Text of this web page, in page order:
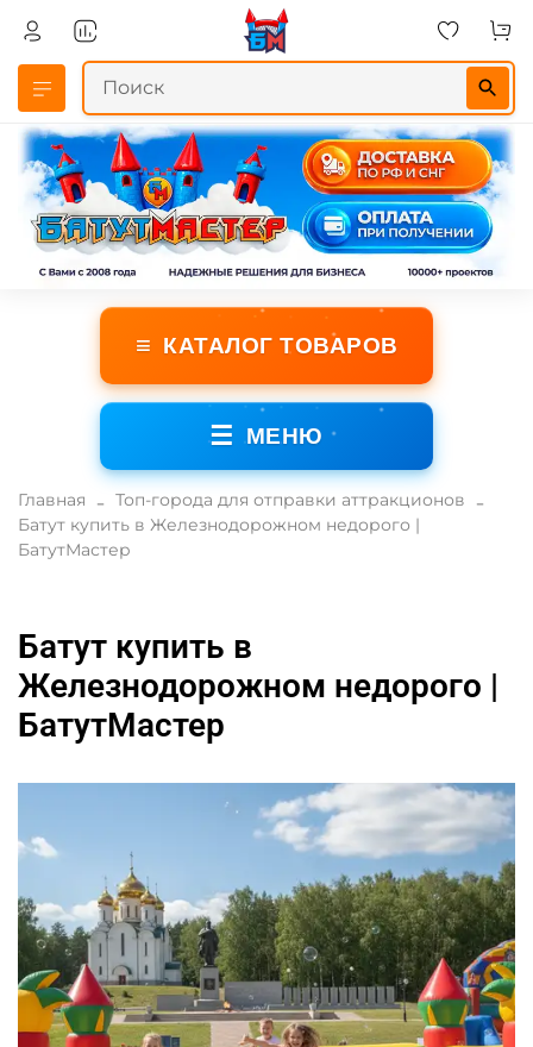
≡ КАТАЛОГ ТОВАРОВ
☰ МЕНЮ
Главная
Топ-города для отправки аттракционов
Батут купить в Железнодорожном недорого |
БатутМастер
Батут купить в
Железнодорожном недорого |
БатутМастер